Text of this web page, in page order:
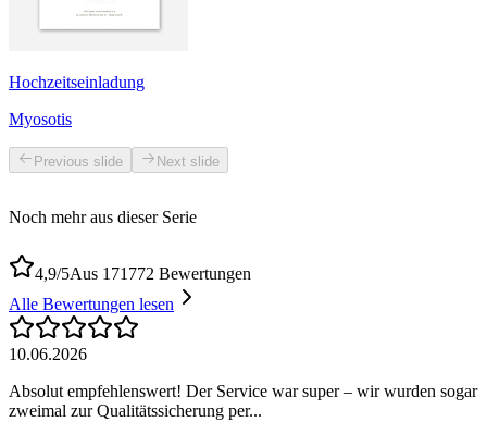
Hochzeitseinladung
Myosotis
Previous slide Next slide
Noch mehr aus dieser Serie
4,9/5Aus 171772 Bewertungen
Alle Bewertungen lesen
10.06.2026
Absolut empfehlenswert! Der Service war super – wir wurden sogar
zweimal zur Qualitätssicherung per...